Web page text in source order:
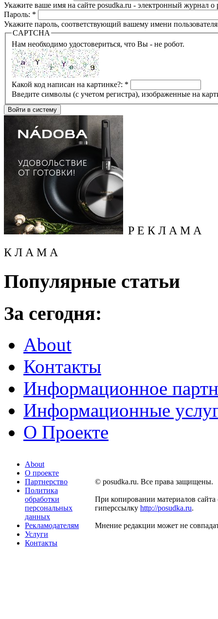
Укажите ваше имя на сайте posudka.ru - электронный журнал
Пароль: *
Укажите пароль, соответствующий вашему имени
CAPTCHA
Нам необходимо удостовериться, что Вы - не робот.
Какой код написан на картинке?: *
Введите символы (с учетом регистра), изображенные на
Р Е К Л А М А
К Л А М А
Популярные статьи
За сегодня:
About
Контакты
Информационное
Информационные
О Проекте
About
О проекте
Партнерство
Политика
обработки
персональных
данных
Рекламодателям
Услуги
Контакты
© posudka.ru. Все права защищены.
При копировании материалов сайта
гиперссылку http://posudka.ru.
Мнение редакции может не